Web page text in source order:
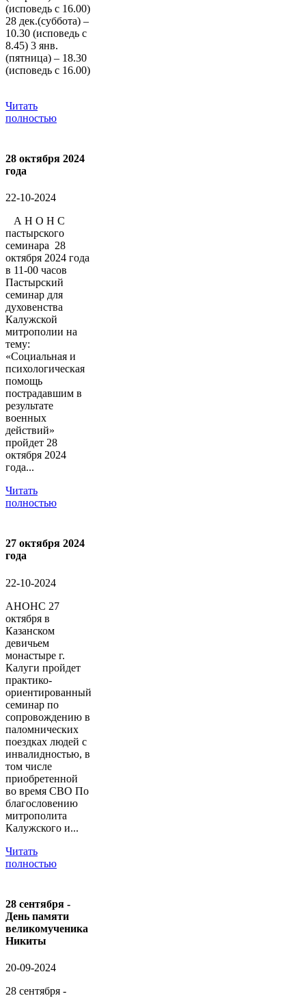
(исповедь с 16.00)
28 дек.(суббота) –
10.30 (исповедь с
8.45) 3 янв.
(пятница) – 18.30
(исповедь с 16.00)
Читать
полностью
28 октября 2024
года
22-10-2024
А Н О Н С
пастырского
семинара 28
октября 2024 года
в 11-00 часов
Пастырский
семинар для
духовенства
Калужской
митрополии на
тему:
«Социальная и
психологическая
помощь
пострадавшим в
результате
военных
действий»
пройдет 28
октября 2024
года...
Читать
полностью
27 октября 2024
года
22-10-2024
АНОНС 27
октября в
Казанском
девичьем
монастыре г.
Калуги пройдет
практико-
ориентированный
семинар по
сопровождению в
паломнических
поездках людей с
инвалидностью, в
том числе
приобретенной
во время СВО По
благословению
митрополита
Калужского и...
Читать
полностью
28 сентября -
День памяти
великомученика
Никиты
20-09-2024
28 сентября -